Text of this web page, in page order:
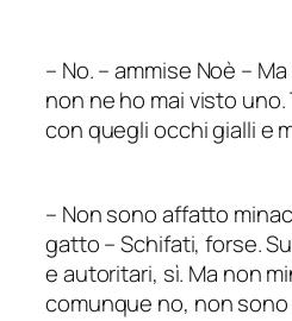
– No.–ammise Noè –
non ne ho mai visto
con quegli occhi gialli e
– Non sono affatto
gatto – Schifati, forse.
e autoritari, sì. Ma non
comunque no, non